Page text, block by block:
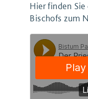
Hier finden
Bischofs zum